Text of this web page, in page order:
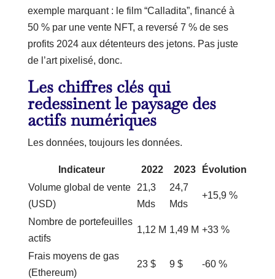
exemple marquant : le film “Calladita”, financé à
50 % par une vente NFT, a reversé 7 % de ses
profits 2024 aux détenteurs des jetons. Pas juste
de l’art pixelisé, donc.
Les chiffres clés qui
redessinent le paysage des
actifs numériques
Les données, toujours les données.
Indicateur 2022 2023
Évolution
Volume global de vente
(USD)
21,3
Mds
24,7
Mds
+15,9 %
Nombre de portefeuilles
actifs
1,12 M 1,49 M +33 %
Frais moyens de gas
(Ethereum)
23 $ 9 $ ‑60 %